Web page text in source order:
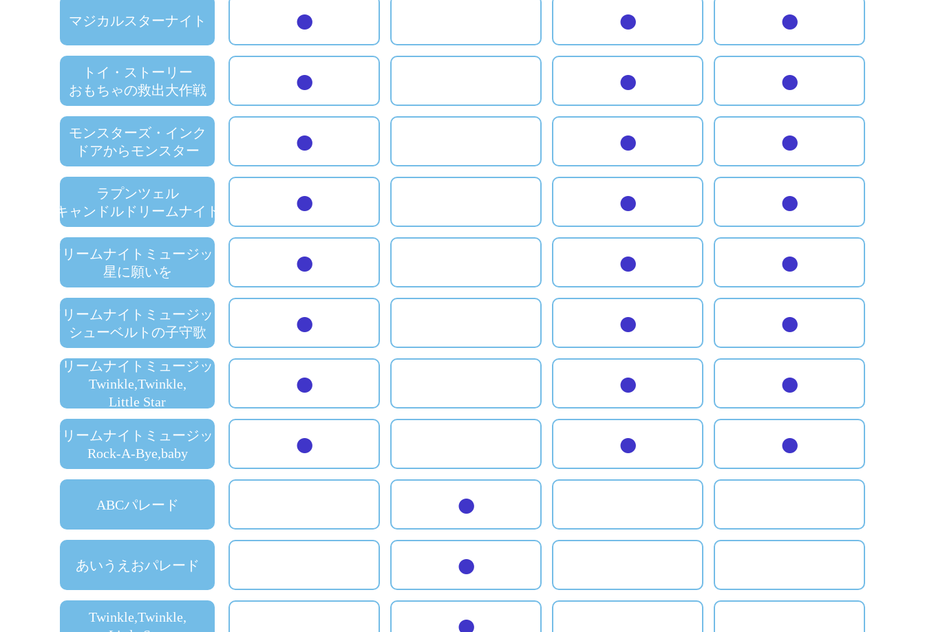
マジカルスターナイト ● ● ●
トイ・ストーリー
おもちゃの救出大作戦
● ● ●
モンスターズ・インク
ドアからモンスター
● ● ●
ラプンツェル
キャンドルドリームナイト
● ● ●
ドリームナイトミュージック
星に願いを
● ● ●
ドリームナイトミュージック
シューベルトの子守歌
● ● ●
ドリームナイトミュージック
Twinkle,Twinkle,
Little Star
● ● ●
ドリームナイトミュージック
Rock-A-Bye,baby
● ● ●
ABCパレード ●
あいうえおパレード ●
Twinkle,Twinkle,